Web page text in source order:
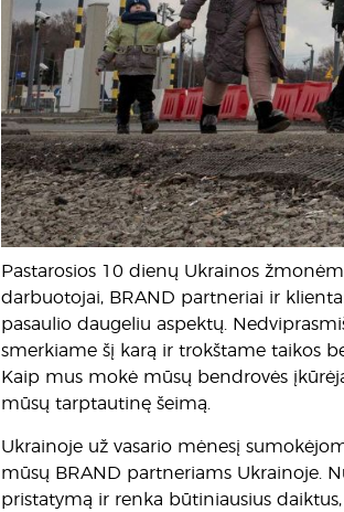
Pastarosios 10 dienų Ukrainos
darbuotojai, BRAND partneriai ir
pasaulio daugeliu aspektų.
smerkiame šį karą ir trokštame taikos
Kaip mus mokė mūsų bendrovės
mūsų tarptautinę šeimą.
Ukrainoje už vasario mėnesį
mūsų BRAND partneriams Ukrainoje.
pristatymą ir renka būtiniausius